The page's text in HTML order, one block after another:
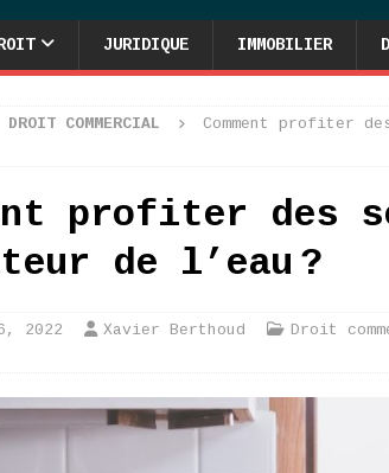
JURIDIQUE IMMOBILIER
DROIT COMMERCIAL
Comment profiter
profiter des
de l’eau ?
2022 Xavier Berthoud Droit